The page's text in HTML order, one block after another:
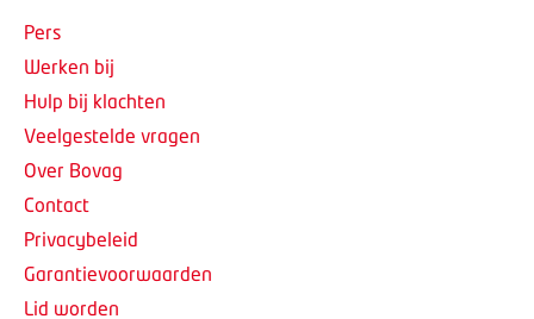
Pers
Werken bij
Hulp bij klachten
Veelgestelde vragen
Over Bovag
Contact
Privacybeleid
Garantievoorwaarden
Lid worden